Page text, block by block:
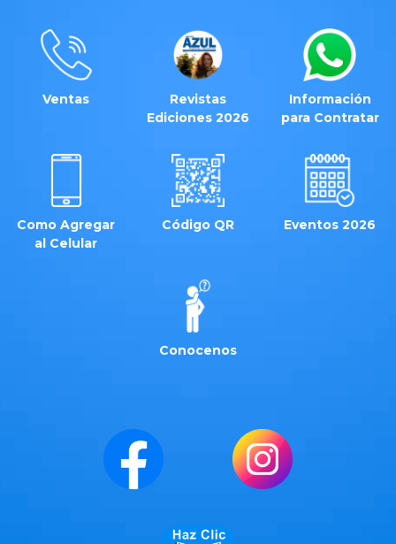
Ventas
Revistas
Ediciones 2026
Información
para Contratar
Como Agregar
al Celular
Código QR Eventos 2026
Conocenos